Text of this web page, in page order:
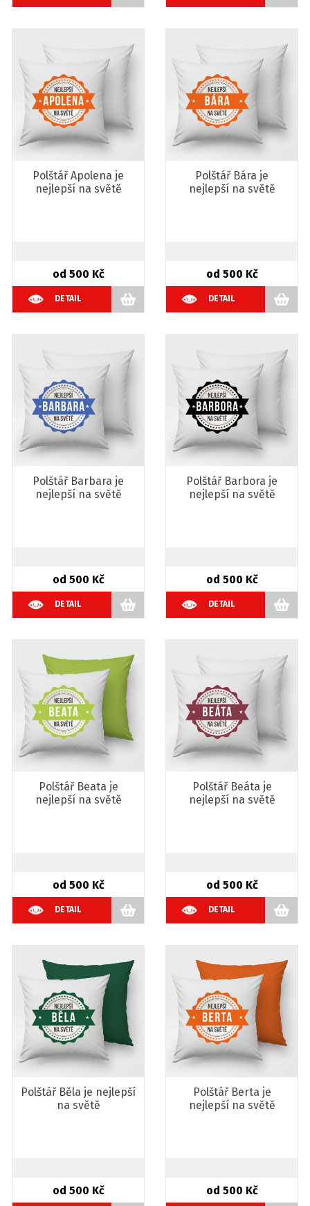
Polštář Apolena je
nejlepší na světě
od 500 Kč
DETAIL
Polštář Bára je
nejlepší na světě
od 500 Kč
DETAIL
Polštář Barbara je
nejlepší na světě
od 500 Kč
DETAIL
Polštář Barbora je
nejlepší na světě
od 500 Kč
DETAIL
Polštář Beata je
nejlepší na světě
od 500 Kč
DETAIL
Polštář Beáta je
nejlepší na světě
od 500 Kč
DETAIL
Polštář Běla je nejlepší
na světě
od 500 Kč
Polštář Berta je
nejlepší na světě
od 500 Kč